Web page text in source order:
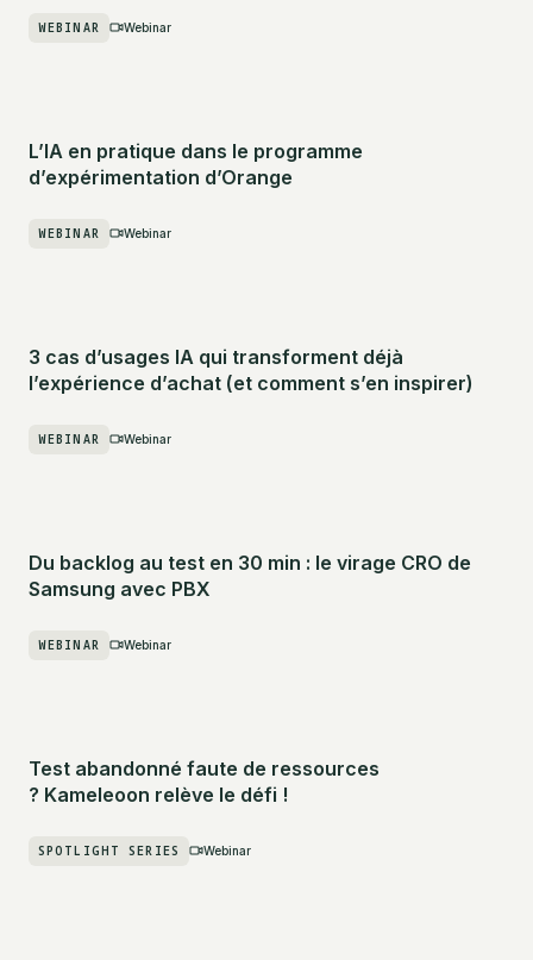
WEBINAR Webinar
L’IA en pratique dans le programme
d’expérimentation d’Orange
WEBINAR Webinar
3 cas d’usages IA qui transforment déjà
l’expérience d’achat (et comment s’en inspirer)
WEBINAR Webinar
Du backlog au test en 30 min : le virage CRO de
Samsung avec PBX
WEBINAR Webinar
Test abandonné faute de ressources
? Kameleoon relève le défi !
SPOTLIGHT SERIES Webinar